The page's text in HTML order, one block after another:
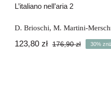
L’italiano nell’aria 2
D. Brioschi, M. Martini-
176,90zł
123,80 zł
Aktualna
30%